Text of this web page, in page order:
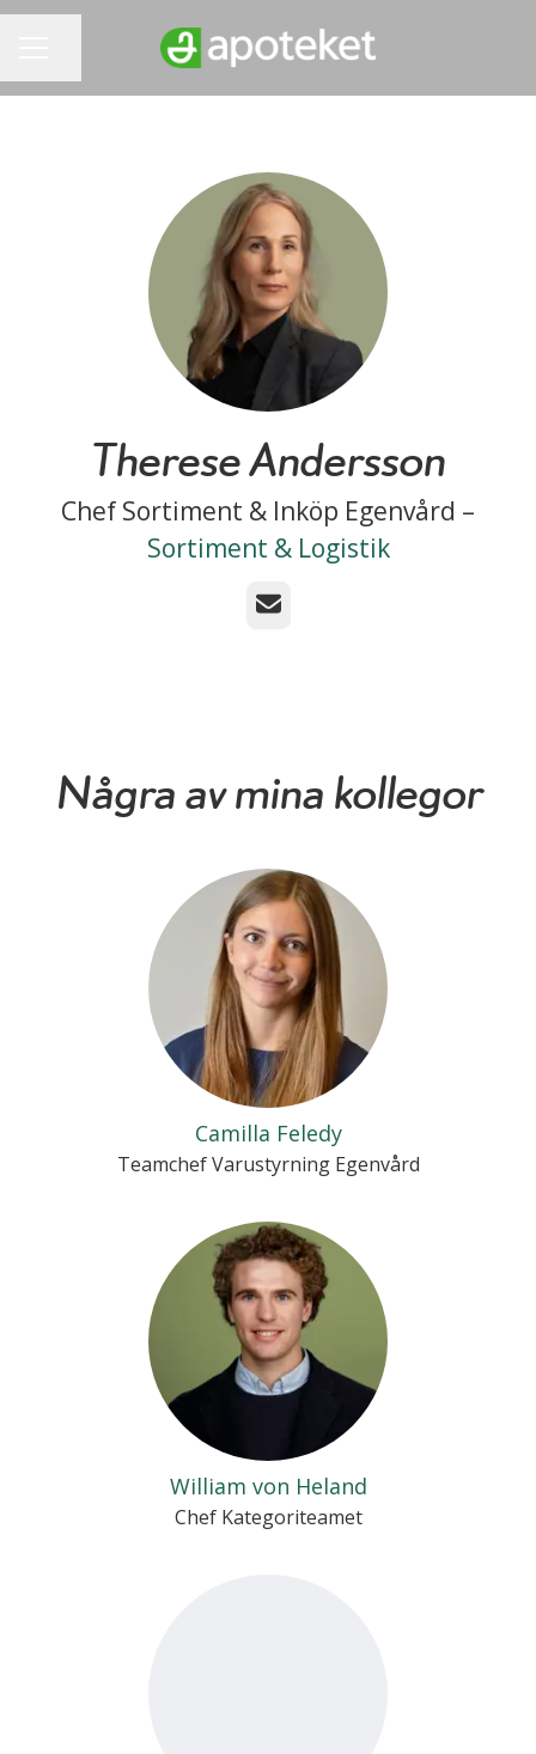
Therese Andersson
Chef Sortiment & Inköp Egenvård –
Sortiment & Logistik
E-post
Några av mina kollegor
Camilla Feledy
Teamchef Varustyrning Egenvård
William von Heland
Chef Kategoriteamet